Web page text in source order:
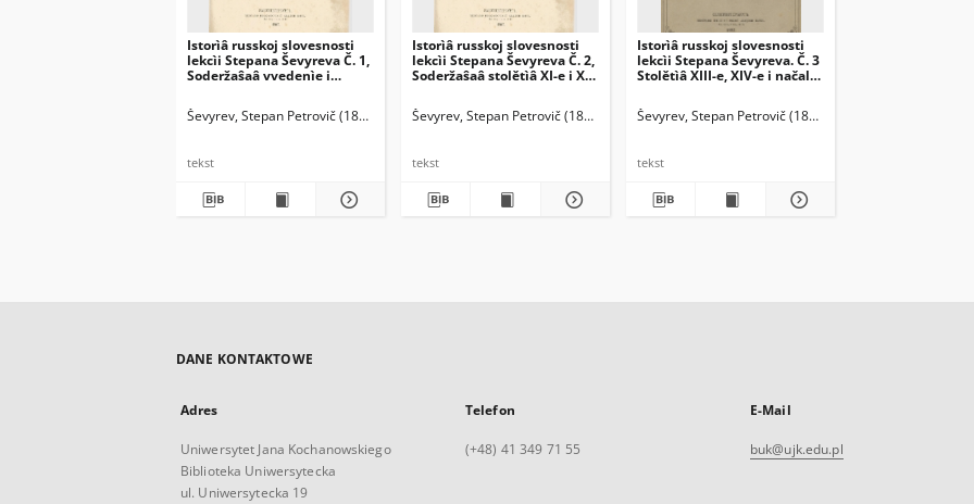
Istorìâ russkoj slovesnosti
lekcìi Stepana Ševyreva Č. 1,
Soderžaŝaâ vvedenìe i
Ševyrev, Stepan Petrovič (1806-1864)
tekst
Istorìâ russkoj slovesnosti
lekcìi Stepana Ševyreva Č. 2,
Soderžaŝaâ stolětìâ XI-e i XII-
paleografičeskih snimkov
Ševyrev, Stepan Petrovič (1806-1864)
tekst
Istorìâ russkoj slovesnosti
lekcìi Stepana Ševyreva. Č. 3
Stolětìâ XIII-e, XIV-e i načalo
Ševyrev, Stepan Petrovič (1806-1864)
tekst
DANE KONTAKTOWE
Adres
Uniwersytet Jana Kochanowskiego
Biblioteka Uniwersytecka
ul. Uniwersytecka 19
Telefon
(+48) 41 349 71 55
E-Mail
buk@ujk.edu.pl